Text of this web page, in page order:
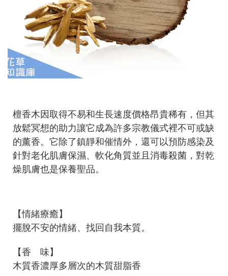
檀香木因取得不易和生長速度價格昂貴稀有，但其
放鬆冥想的助力讓它成為許多宗教儀式裡不可或缺
的薰香。它除了鎮靜和催情外，還可以預防感染及
針對老化肌膚保濕、軟化角質並且消毒殺菌，對乾
燥肌膚也是保養聖品。
【情緒療癒】
擺脫不安的情緒、找回自我本質。
【香 味】
木質香濃厚多層次的木質甜脂香